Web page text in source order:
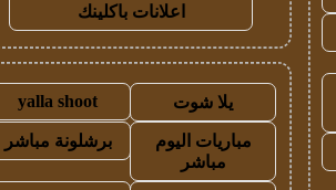
اعلانات باكلينك
يلا شوت yalla shoot
مباريات اليوم
مباشر
برشلونة مباشر